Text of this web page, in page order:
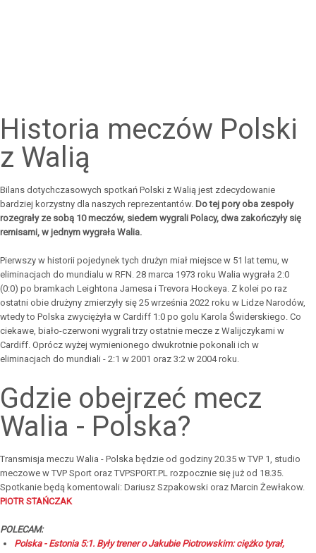
Historia meczów Polski
z Walią
Bilans dotychczasowych spotkań Polski z Walią jest zdecydowanie
bardziej korzystny dla naszych reprezentantów. Do tej pory oba zespoły
rozegrały ze sobą 10 meczów, siedem wygrali Polacy, dwa zakończyły się
remisami, w jednym wygrała Walia.
Pierwszy w historii pojedynek tych drużyn miał miejsce w 51 lat temu, w
eliminacjach do mundialu w RFN. 28 marca 1973 roku Walia wygrała 2:0
(0:0) po bramkach Leightona Jamesa i Trevora Hockeya. Z kolei po raz
ostatni obie drużyny zmierzyły się 25 września 2022 roku w Lidze Narodów,
wtedy to Polska zwyciężyła w Cardiff 1:0 po golu Karola Świderskiego. Co
ciekawe, biało-czerwoni wygrali trzy ostatnie mecze z Walijczykami w
Cardiff. Oprócz wyżej wymienionego dwukrotnie pokonali ich w
eliminacjach do mundiali - 2:1 w 2001 oraz 3:2 w 2004 roku.
Gdzie obejrzeć mecz
Walia - Polska?
Transmisja meczu Walia - Polska będzie od godziny 20.35 w TVP 1, studio
meczowe w TVP Sport oraz TVPSPORT.PL rozpocznie się już od 18.35.
Spotkanie będą komentowali: Dariusz Szpakowski oraz Marcin Żewłakow.
PIOTR STAŃCZAK
POLECAM:
Polska - Estonia 5:1. Były trener o Jakubie Piotrowskim: ciężko tyrał,